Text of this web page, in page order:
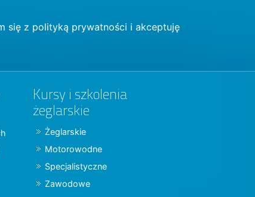
się z polityką prywatności i akceptuję
Kursy i szkolenia
żeglarskie
Żeglarskie
Motorowodne
Specjalistyczne
Zawodowe